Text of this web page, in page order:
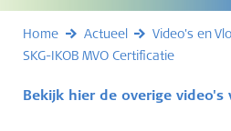
Home Actueel
Video's en
SKG-IKOB MVO Certificatie
Bekijk hier de overige video's